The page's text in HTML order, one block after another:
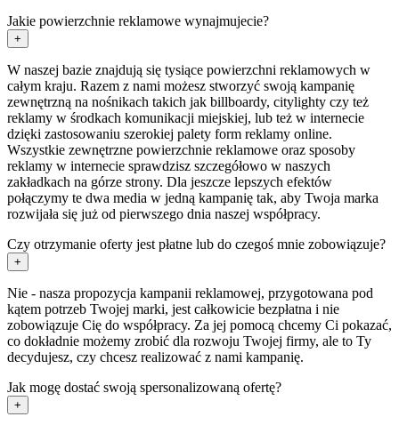
Jakie powierzchnie reklamowe wynajmujecie?
+
W naszej bazie znajdują się tysiące powierzchni reklamowych w
całym kraju. Razem z nami możesz stworzyć swoją kampanię
zewnętrzną na nośnikach takich jak billboardy, citylighty czy też
reklamy w środkach komunikacji miejskiej, lub też w internecie
dzięki zastosowaniu szerokiej palety form reklamy online.
Wszystkie zewnętrzne powierzchnie reklamowe oraz sposoby
reklamy w internecie sprawdzisz szczegółowo w naszych
zakładkach na górze strony. Dla jeszcze lepszych efektów
połączymy te dwa media w jedną kampanię tak, aby Twoja marka
rozwijała się już od pierwszego dnia naszej współpracy.
Czy otrzymanie oferty jest płatne lub do czegoś mnie zobowiązuje?
+
Nie - nasza propozycja kampanii reklamowej, przygotowana pod
kątem potrzeb Twojej marki, jest całkowicie bezpłatna i nie
zobowiązuje Cię do współpracy. Za jej pomocą chcemy Ci pokazać,
co dokładnie możemy zrobić dla rozwoju Twojej firmy, ale to Ty
decydujesz, czy chcesz realizować z nami kampanię.
Jak mogę dostać swoją spersonalizowaną ofertę?
+